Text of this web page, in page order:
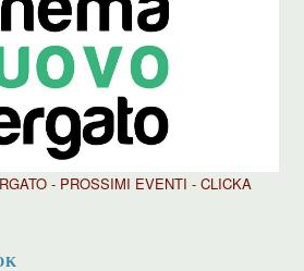
- PROSSIMI EVENTI - CLICKA